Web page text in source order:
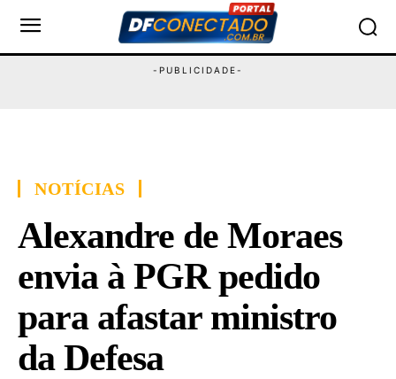
NOTÍCIAS
Alexandre de Moraes
envia à PGR pedido
para afastar ministro
da Defesa